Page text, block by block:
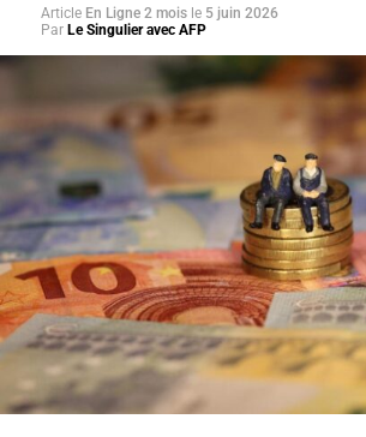
Article En Ligne 2 mois le 5 juin 2026
Par Le Singulier avec AFP